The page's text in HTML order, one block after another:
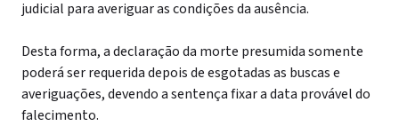
judicial para averiguar as condições da ausência.
Desta forma, a declaração da morte presumida somente
poderá ser requerida depois de esgotadas as buscas e
averiguações, devendo a sentença fixar a data provável do
falecimento.